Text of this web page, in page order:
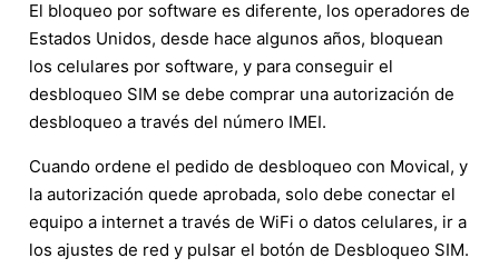
El bloqueo por software es diferente, los operadores de
Estados Unidos, desde hace algunos años, bloquean
los celulares por software, y para conseguir el
desbloqueo SIM se debe comprar una autorización de
desbloqueo a través del número IMEI.
Cuando ordene el pedido de desbloqueo con Movical, y
la autorización quede aprobada, solo debe conectar el
equipo a internet a través de WiFi o datos celulares, ir a
los ajustes de red y pulsar el botón de Desbloqueo SIM.